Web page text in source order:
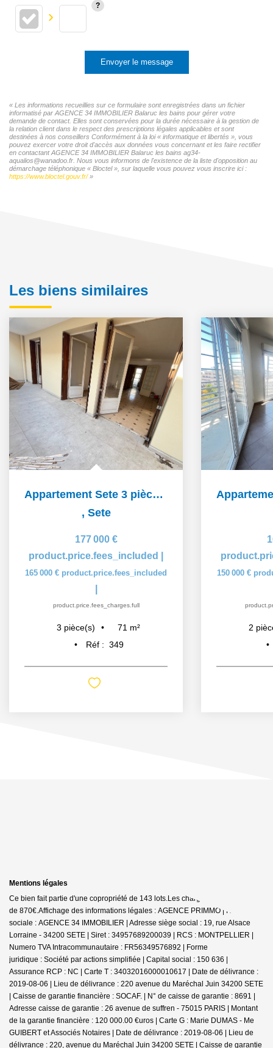
Envoyer le message
« Les informations recueillies sur ce formulaire sont enregistrées dans un fichier
informatisé par AGENCE 34 IMMOBILIER Balaruc les bains pour gérer votre
demande de contact. Elles sont conservées pour la durée nécessaire à la gestion de
la relation client dans le respect des prescriptions légales applicables et sont
destinées à nos conseillers Conformément à la loi « informatique et libertés », vous
pouvez exercer votre droit d'accès aux données vous concernant et les faire rectifier
en contactant AGENCE 34 IMMOBILIER Balaruc les bains ag34-
aqualios@wanadoo.fr. Nous vous informons de l'existence de la liste d'opposition au
démarchage téléphonique « Bloctel », sur laquelle vous pouvez vous inscrire ici :
https://www.bloctel.gouv.fr/»
Les biens similaires
Appartement Sete 3 pièce(s) 71 m2
, Sete
177 000 €
product.price.fees_included
165 000 € product.price.fees_included
product.price.fees_charges.full
3 pièce(s) 71 m²
Réf : 349
150 000 €
2
Mentions légales
Ce bien fait partie d'une copropriété de 143 lots.Les charges annuelles sont
de 870€.Affichage des informations légales : AGENCE PRIMMO | Raison
sociale : AGENCE 34 IMMOBILIER | Adresse siège social : 19, rue Alsace
Lorraine - 34200 SETE | Siret : 34957689200039 | RCS : MONTPELLIER |
Numero TVA Intracommunautaire : FR56349576892 | Forme
juridique : Société par actions simplifiée | Capital social : 150 636 |
Assurance RCP : NC | Carte T : 34032016000010617 | Date de délivrance :
2019-08-06 | Lieu de délivrance : 220 avenue du Maréchal Juin 34200 SETE
| Caisse de garantie financière : SOCAF. | N° de caisse de garantie : 8691 |
Adresse caisse de garantie : 26 avenue de suffren - 75015 PARIS | Montant
de la garantie financière : 120 000.00 €uros | Carte G : Marie DUMAS - Me
GUIBERT et Associés Notaires | Date de délivrance : 2019-08-06 | Lieu de
délivrance : 220, avenue du Maréchal Juin 34200 SETE | Caisse de garantie